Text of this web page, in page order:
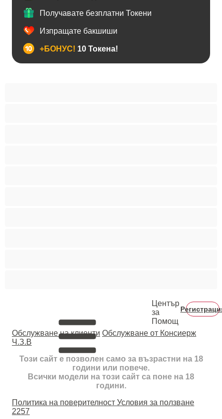
Получавате безплатни Токени
Изпращате бакшиши
+БОНУС! 10 Токена!
Център
за
Помощ
Oбслужване на клиенти Обслужване от Консиерж
Ч.З.В
Този сайт е позволен само за възрастни на 18
години или повече.
Всички модели на този сайт са поне на 18
години.
Политика на поверителност Условия за ползване
2257